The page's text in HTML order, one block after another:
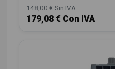
148,00 € Sin IVA
179,08 € Con IVA